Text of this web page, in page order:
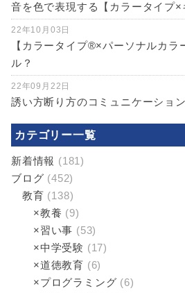
音を色で表現する【カラータイプ×
22年10月03日
【カラータイプ®️×パーソナルカ
ル？
22年09月22日
誘い方断り方のコミュニケーショ
カテゴリー一覧
新着情報 (181)
ブログ (452)
教育 (138)
×教養 (9)
×習い事 (53)
×中学受験 (17)
×道徳教育 (6)
×プログラミング (6)